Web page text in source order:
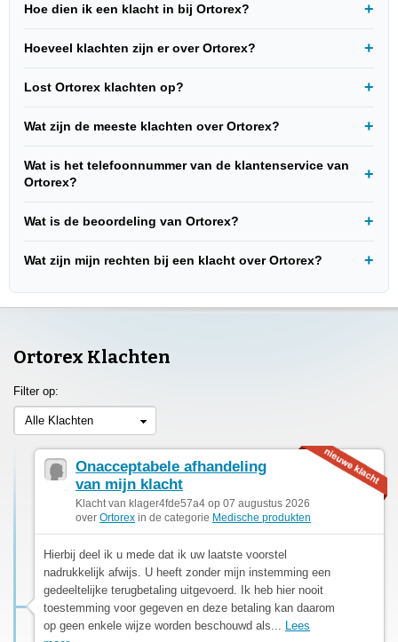
Hoe dien ik een klacht in bij Ortorex?
Hoeveel klachten zijn er over Ortorex?
Lost Ortorex klachten op?
Wat zijn de meeste klachten over Ortorex?
Wat is het telefoonnummer van de klantenservice van
Ortorex?
Wat is de beoordeling van Ortorex?
Wat zijn mijn rechten bij een klacht over Ortorex?
Ortorex Klachten
Filter op:
Alle Klachten
Onacceptabele afhandeling
van mijn klacht
Klacht van klager4fde57a4 op 07 augustus 2026
over Ortorex in de categorie Medische produkten
Hierbij deel ik u mede dat ik uw laatste voorstel
nadrukkelijk afwijs. U heeft zonder mijn instemming een
gedeeltelijke terugbetaling uitgevoerd. Ik heb hier nooit
toestemming voor gegeven en deze betaling kan daarom
op geen enkele wijze worden beschouwd als... Lees